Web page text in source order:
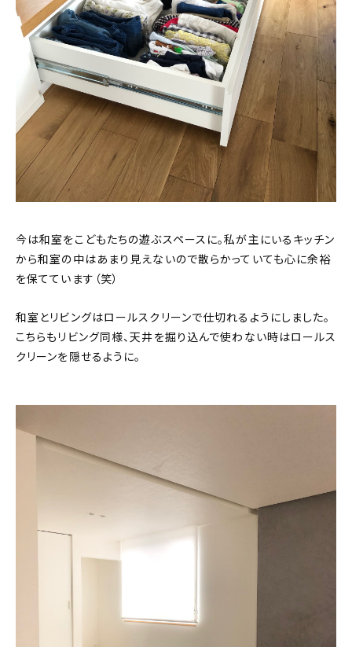
今は和室をこどもたちの遊ぶスペースに。私が主にいるキッチン
から和室の中はあまり見えないので散らかっていても心に余裕
を保てています（笑）
和室とリビングはロールスクリーンで仕切れるようにしました。
こちらもリビング同様、天井を掘り込んで使わない時はロールス
クリーンを隠せるように。